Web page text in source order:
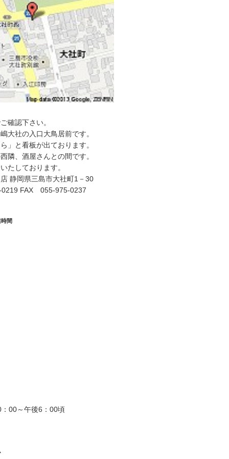
確認下さい。
大社の入口大鳥居前です。
」と看板が出ております。
隣、酒屋さんとの間です。
たしております。
静岡県三島市大社町1－30
FAX 055-975-0237
間
00～午後6：00頃